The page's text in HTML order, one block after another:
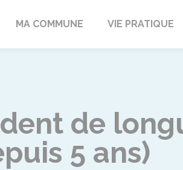
MA COMMUNE VIE PRATIQUE
de
5 ans)